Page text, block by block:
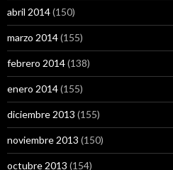
abril 2014(150)
marzo 2014(155)
febrero 2014(138)
enero 2014(155)
diciembre 2013 (155)
noviembre 2013 (150)
octubre 2013 (154)